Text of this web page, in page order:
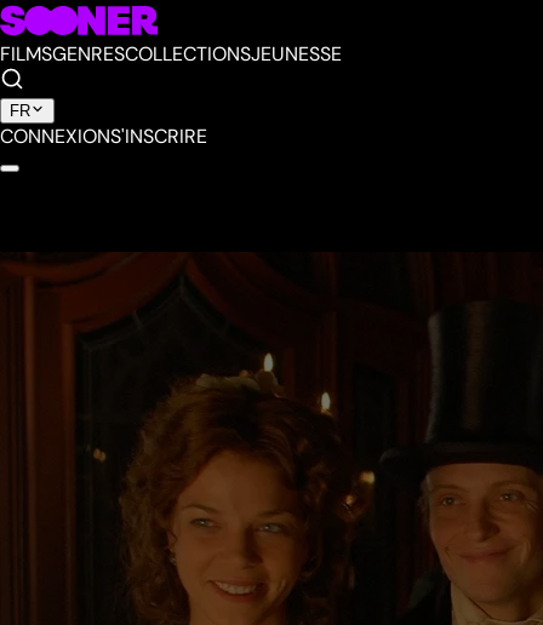
FILMSGENRESCOLLECTIONSJEUNESSE
FR
CONNEXIONS'INSCRIRE